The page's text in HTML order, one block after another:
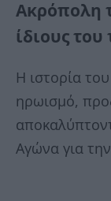
Ακρόπολη
ίδιους
Η ιστορία
ηρωισμό,
Αγώνα για